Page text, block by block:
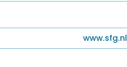
www.sfg.nl